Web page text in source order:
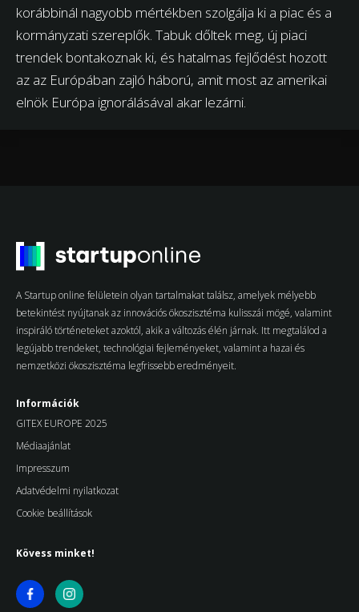
korábbinál nagyobb mértékben szolgálja ki a piac és a
kormányzati szereplők. Tabuk dőltek meg, új piaci
trendek bontakoznak ki, és hatalmas fejlődést hozott
az az Európában zajló háború, amit most az amerikai
elnök Európa ignorálásával akar lezárni.
A Startup online felületein olyan tartalmakat találsz, amelyek mélyebb
betekintést nyújtanak az innovációs ökoszisztéma kulisszái mögé, valamint
inspiráló történeteket azoktól, akik a változás élén járnak. Itt megtalálod a
legújabb trendeket, technológiai fejleményeket, valamint a hazai és
nemzetközi ökoszisztéma legfrissebb eredményeit.
Információk
GITEX EUROPE 2025
Médiaajánlat
Impresszum
Adatvédelmi nyilatkozat
Cookie beállítások
Kövess minket!